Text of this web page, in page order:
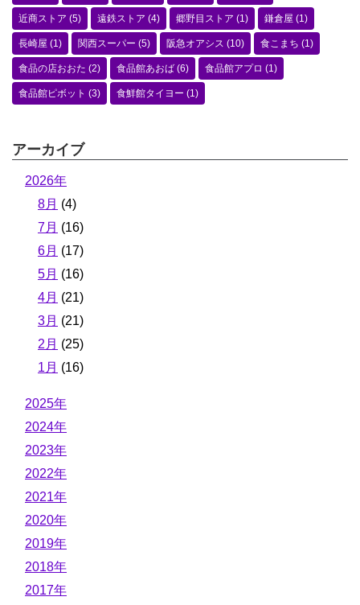
近商ストア (5) 遠鉄ストア (4) 郷野目ストア (1) 鎌倉屋 (1)
長崎屋 (1) 関西スーパー (5) 阪急オアシス (10) 食こまち (1)
食品の店おおた (2) 食品館あおば (6) 食品館アプロ (1)
食品館ピボット (3) 食鮮館タイヨー (1)
アーカイブ
2026年
8月 (4)
7月 (16)
6月 (17)
5月 (16)
4月 (21)
3月 (21)
2月 (25)
1月 (16)
2025年
2024年
2023年
2022年
2021年
2020年
2019年
2018年
2017年